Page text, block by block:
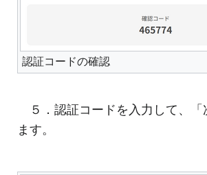
認証コードの確認
５．認証コードを入力して、「
ます。